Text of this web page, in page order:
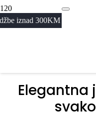
· Pažljivo birani
Abaya
Elegantna